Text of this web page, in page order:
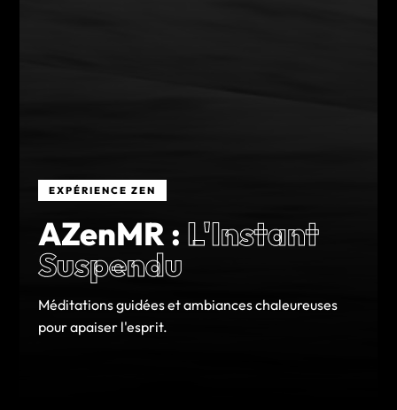
EXPÉRIENCE ZEN
AZenMR : L'Instant
Suspendu
Méditations guidées et ambiances chaleureuses
pour apaiser l'esprit.